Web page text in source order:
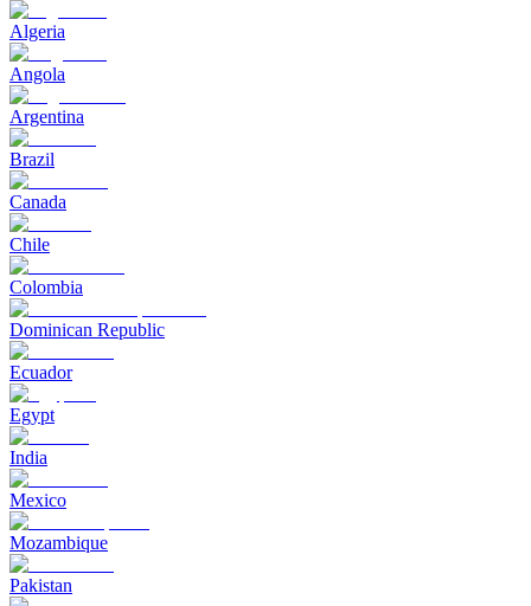
Algeria
Angola
Argentina
Brazil
Canada
Chile
Colombia
Dominican Republic
Ecuador
Egypt
India
Mexico
Mozambique
Pakistan